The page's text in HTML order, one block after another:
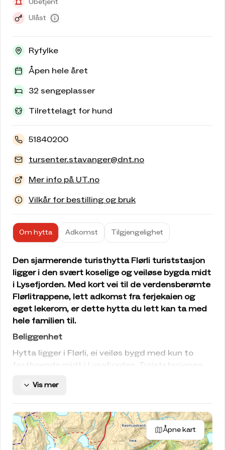
Ubetjent
Ulåst
Ryfylke
Åpen hele året
32 sengeplasser
Tilrettelagt for hund
51840200
tursenter.stavanger@dnt.no
Mer info på UT.no
Vilkår for bestilling og bruk
Om hytta Adkomst Tilgjengelighet
Den sjarmerende turisthytta Flørli turiststasjon
ligger i den svært koselige og veiløse bygda midt
i Lysefjorden. Med kort vei til de verdensberømte
Flørlitrappene, lett adkomst fra ferjekaien og
eget lekerom, er dette hytta du lett kan ta med
hele familien til.
Beliggenhet
Hytta ligger i Flørli, ei veiløs bygd med kun to
fastboende midt i Lysefjorden. Turiststasjonen
grussti fra ferjekaien med flott utsikt over
en av verdens lengste tretrapper med sine 4444
trinn, og starter helt nede ved fjorden.
Om hytta
Vis mer
Åpne kart